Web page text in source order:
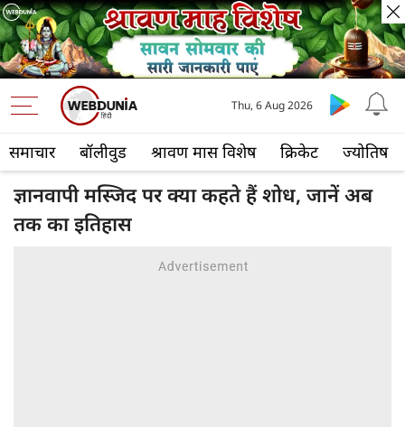
समाचार बॉलीवुड श्रावण मास विशेष क्रिकेट ज्योतिष
Thu, 6 Aug 2026
ज्ञानवापी मस्जिद पर क्या कहते हैं शोध, जानें अब
तक का इतिहास